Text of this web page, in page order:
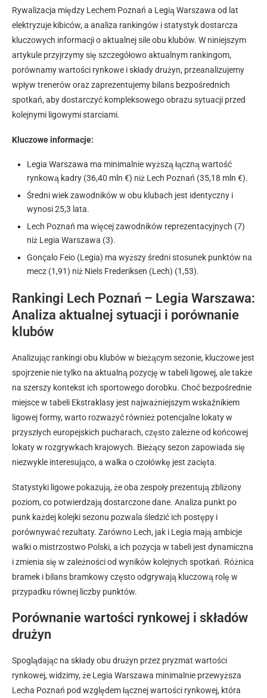
Rywalizacja między Lechem Poznań a Legią Warszawa od lat
elektryzuje kibiców, a analiza rankingów i statystyk dostarcza
kluczowych informacji o aktualnej sile obu klubów. W niniejszym
artykule przyjrzymy się szczegółowo aktualnym rankingom,
porównamy wartości rynkowe i składy drużyn, przeanalizujemy
wpływ trenerów oraz zaprezentujemy bilans bezpośrednich
spotkań, aby dostarczyć kompleksowego obrazu sytuacji przed
kolejnymi ligowymi starciami.
Kluczowe informacje:
Legia Warszawa ma minimalnie wyższą łączną wartość
rynkową kadry (36,40 mln €) niż Lech Poznań (35,18 mln €).
Średni wiek zawodników w obu klubach jest identyczny i
wynosi 25,3 lata.
Lech Poznań ma więcej zawodników reprezentacyjnych (7)
niż Legia Warszawa (3).
Gonçalo Feio (Legia) ma wyższy średni stosunek punktów na
mecz (1,91) niż Niels Frederiksen (Lech) (1,53).
Rankingi Lech Poznań – Legia Warszawa:
Analiza aktualnej sytuacji i porównanie
klubów
Analizując rankingi obu klubów w bieżącym sezonie, kluczowe jest
spojrzenie nie tylko na aktualną pozycję w tabeli ligowej, ale także
na szerszy kontekst ich sportowego dorobku. Choć bezpośrednie
miejsce w tabeli Ekstraklasy jest najważniejszym wskaźnikiem
ligowej formy, warto rozważyć również potencjalne lokaty w
przyszłych europejskich pucharach, często zależne od końcowej
lokaty w rozgrywkach krajowych. Bieżący sezon zapowiada się
niezwykle interesująco, a walka o czołówkę jest zacięta.
Statystyki ligowe pokazują, że oba zespoły prezentują zbliżony
poziom, co potwierdzają dostarczone dane. Analiza punkt po
punk każdej kolejki sezonu pozwala śledzić ich postępy i
porównywać rezultaty. Zarówno Lech, jak i Legia mają ambicje
walki o mistrzostwo Polski, a ich pozycja w tabeli jest dynamiczna
i zmienia się w zależności od wyników kolejnych spotkań. Różnica
bramek i bilans bramkowy często odgrywają kluczową rolę w
przypadku równej liczby punktów.
Porównanie wartości rynkowej i składów
drużyn
Spoglądając na składy obu drużyn przez pryzmat wartości
rynkowej, widzimy, że Legia Warszawa minimalnie przewyższa
Lecha Poznań pod względem łącznej wartości rynkowej, która